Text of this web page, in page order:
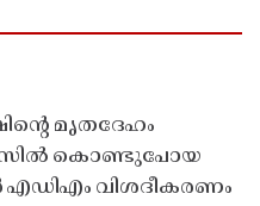
മൃതദേഹം
കൊണ്ടുപോയ
എഡിഎം വിശദീകരണം